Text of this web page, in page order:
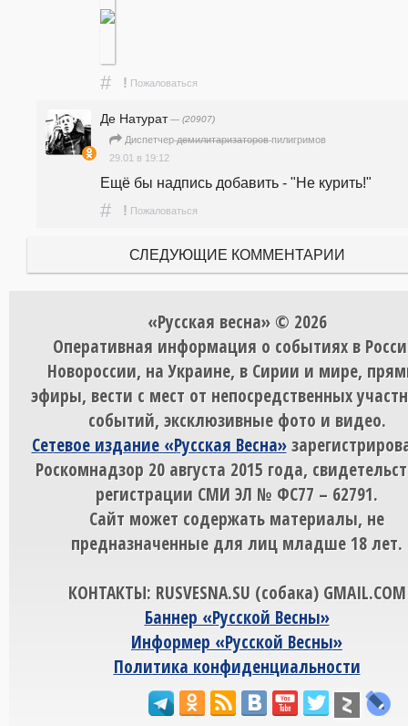
# ! Пожаловаться
Де Натурат— (20907)
Диспетчер ̶д̶е̶м̶и̶л̶и̶т̶а̶р̶и̶з̶а̶т̶о̶р̶о̶в̶ пилигримов
29.01 в 19:12
Ещё бы надпись добавить - "Не курить!"
# ! Пожаловаться
СЛЕДУЮЩИЕ КОММЕНТАРИИ
«Русская весна» © 2026
Оперативная информация о событиях в
Новороссии, на Украине, в Сирии и мире,
эфиры, вести с мест от непосредственных
событий, эксклюзивные фото и видео.
Сетевое издание «Русская Весна»
Роскомнадзор 20 августа 2015 года,
регистрации СМИ ЭЛ № ФС77 – 62791.
Сайт может содержать материалы, не
предназначенные для лиц младше 18 лет.
КОНТАКТЫ: RUSVESNA.SU (собака) GMAIL.COM
Баннер «Русской Весны»
Информер «Русской Весны»
Политика конфиденциальности